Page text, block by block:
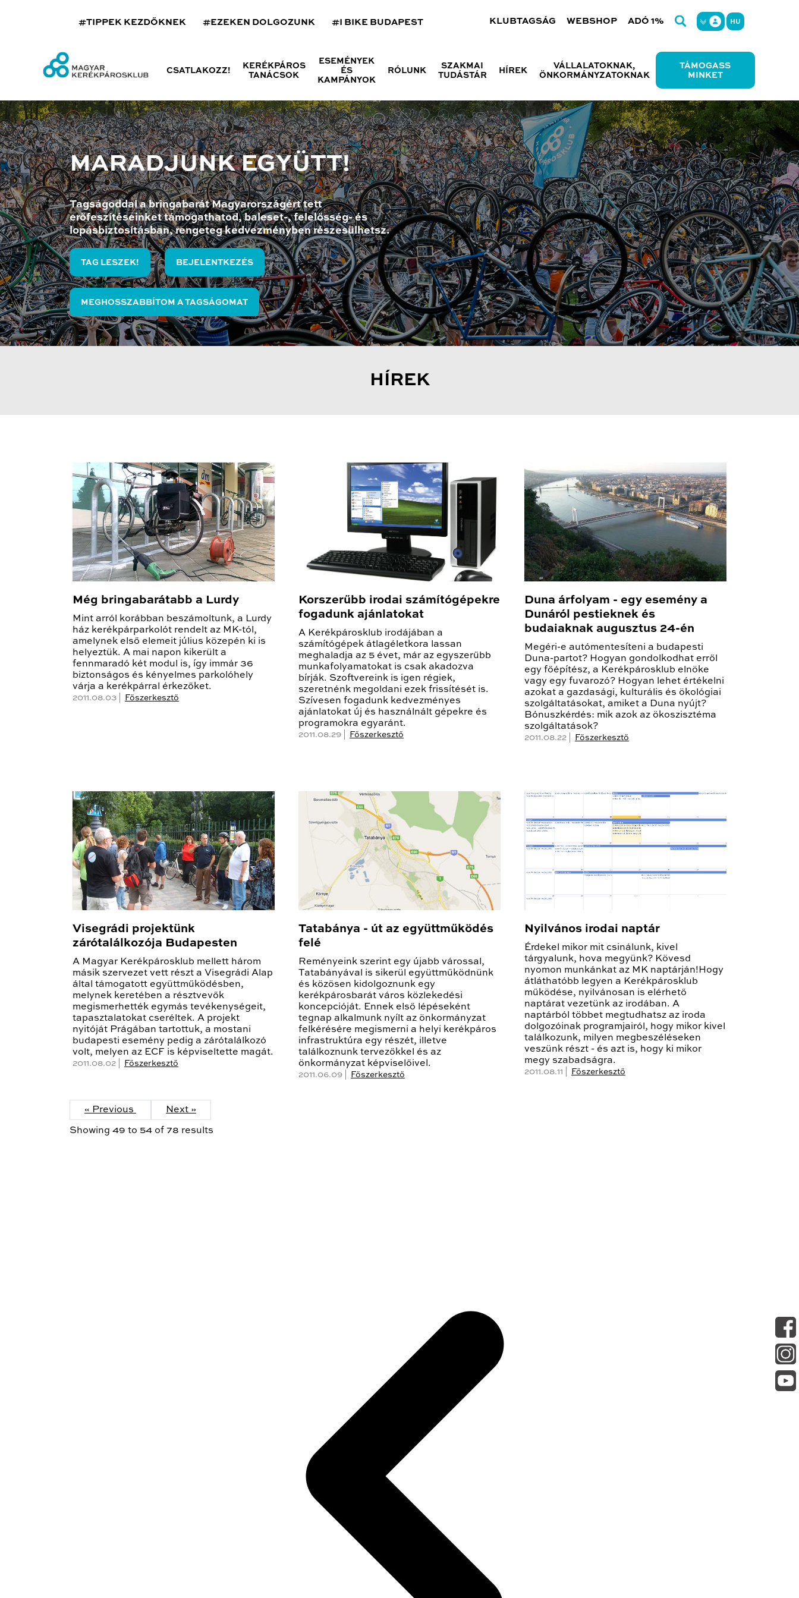
#TIPPEK KEZDŐKNEK #EZEKEN DOLGOZUNK #I BIKE BUDAPEST KLUBTAGSÁG WEBSHOP ADÓ 1% HU
CSATLAKOZZ!
KERÉKPÁROS
TANÁCSOK
ESEMÉNYEK
ÉS
KAMPÁNYOK
RÓLUNK
SZAKMAI
TUDÁSTÁR
HÍREK
VÁLLALATOKNAK,
ÖNKORMÁNYZATOKNAK
TÁMOGASS
MINKET
MARADJUNK EGYÜTT!
Tagságoddal a bringabarát Magyarországért tett
erőfeszítéseinket támogathatod, baleset-, felelősség- és
lopásbiztosításban, rengeteg kedvezményben részesülhetsz.
TAG LESZEK! BEJELENTKEZÉS
MEGHOSSZABBÍTOM A TAGSÁGOMAT
HÍREK
Még bringabarátabb a Lurdy
Mint arról korábban beszámoltunk, a Lurdy
ház kerékpárparkolót rendelt az MK-tól,
amelynek első elemeit július közepén ki is
helyeztük. A mai napon kikerült a
fennmaradó két modul is, így immár 36
biztonságos és kényelmes parkolóhely
várja a kerékpárral érkezőket.
2011.08.03 | Főszerkesztő
Korszerűbb irodai számítógépekre
fogadunk ajánlatokat
A Kerékpárosklub irodájában a
számítógépek átlagéletkora lassan
meghaladja az 5 évet, már az egyszerűbb
munkafolyamatokat is csak akadozva
bírják. Szoftvereink is igen régiek,
szeretnénk megoldani ezek frissítését is.
Szívesen fogadunk kedvezményes
ajánlatokat új és használnált gépekre és
programokra egyaránt.
2011.08.29 | Főszerkesztő
Duna árfolyam - egy esemény a
Dunáról pestieknek és
budaiaknak augusztus 24-én
Megéri-e autómentesíteni a budapesti
Duna-partot? Hogyan gondolkodhat erről
egy főépítész, a Kerékpárosklub elnöke
vagy egy fuvarozó? Hogyan lehet értékelni
azokat a gazdasági, kulturális és ökológiai
szolgáltatásokat, amiket a Duna nyújt?
Bónuszkérdés: mik azok az ökoszisztéma
szolgáltatások?
2011.08.22 | Főszerkesztő
Visegrádi projektünk
zárótalálkozója Budapesten
A Magyar Kerékpárosklub mellett három
másik szervezet vett részt a Visegrádi Alap
által támogatott együttműködésben,
melynek keretében a résztvevők
megismerhették egymás tevékenységeit,
tapasztalatokat cseréltek. A projekt
nyitóját Prágában tartottuk, a mostani
budapesti esemény pedig a zárótalálkozó
volt, melyen az ECF is képviseltette magát.
2011.08.02 | Főszerkesztő
Tatabánya - út az együttműködés
felé
Reményeink szerint egy újabb várossal,
Tatabányával is sikerül együttműködnünk
és közösen kidolgoznunk egy
kerékpárosbarát város közlekedési
koncepcióját. Ennek első lépéseként
tegnap alkalmunk nyílt az önkormányzat
felkérésére megismerni a helyi kerékpáros
infrastruktúra egy részét, illetve
találkoznunk tervezőkkel és az
önkormányzat képviselőivel.
2011.06.09 | Főszerkesztő
Nyilvános irodai naptár
Érdekel mikor mit csinálunk, kivel
tárgyalunk, hova megyünk? Kövesd
nyomon munkánkat az MK naptárján!Hogy
átláthatóbb legyen a Kerékpárosklub
működése, nyilvánosan is elérhető
naptárat vezetünk az irodában. A
naptárból többet megtudhatsz az iroda
dolgozóinak programjairól, hogy mikor kivel
találkozunk, milyen megbeszéléseken
veszünk részt - és azt is, hogy ki mikor
megy szabadságra.
2011.08.11 | Főszerkesztő
« Previous Next »
Showing 49 to 54 of 78 results